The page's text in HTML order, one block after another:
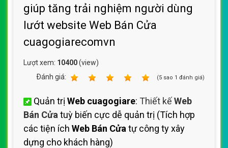
giúp tăng trải nghiệm người dùng
lướt website Web Bán Cửa
cuagogiarecomvn
Lượt xem: 10400(view)
Ðánh giá:
(5 sao 1 đánh giá)
Quản trị Web cuagogiare: Thiết kếWeb
Bán Cửa tuỳ biến cực dễ quản trị (Tích hợp
các tiện ích Web Bán Cửa tự công ty xây
dựng cho khách hàng)